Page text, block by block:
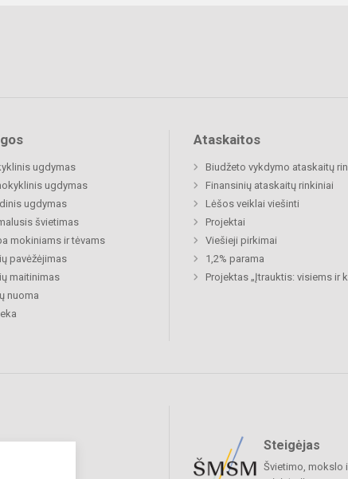
ugdymas
ugdymas
ugdymas
švietimas
mokiniams ir tėvams
pavėžėjimas
maitinimas
nuoma
Ataskaitos
Biudžeto vykdymo ataskaitų
Finansinių ataskaitų rinkiniai
Lėšos veiklai viešinti
Projektai
Viešieji pirkimai
1,2% parama
Projektas „Įtrauktis: visiems ir
Steigėjas
Švietimo, mokslo